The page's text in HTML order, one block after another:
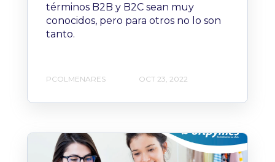
términos B2B y B2C sean muy
conocidos, pero para otros no lo son
tanto.
PCOLMENARES OCT 23, 2022